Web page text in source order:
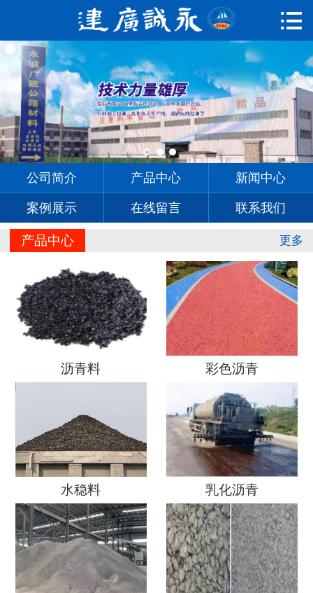
 首页
公司简介
产品中心
新闻中心
案例展示
在线留言

公司简介 产品中心 新闻中心
案例展示 在线留言 联系我们
更多
产品中心
沥青料 彩色沥青
水稳料 乳化沥青